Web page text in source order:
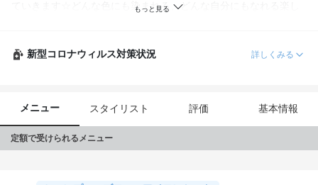
ていきます☆どんな色にも染まれる、どんな自分にもなれる楽し
新型コロナウィルス対策状況 詳しくみる
メニュー スタイリスト 評価 基本情報
定額で受けられるメニュー